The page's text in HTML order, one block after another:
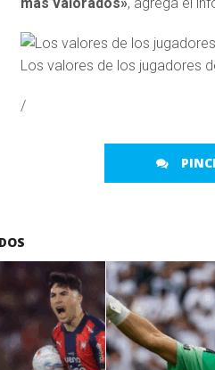
Los valores de los jugadores
/